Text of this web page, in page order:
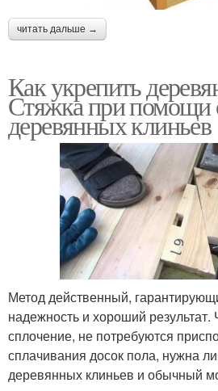
читать дальше →
Как укрепить
Стяжка при помощи
деревянных клиньев
Метод действенный,
надежность и хороший
сплочение, не потребуются
сплачивания досок пола, нужна
деревянных клиньев и обычный